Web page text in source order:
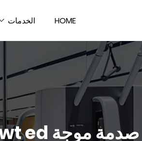
HOME الخدمات